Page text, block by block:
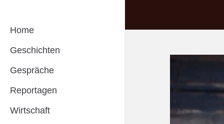
Home
Geschichten
Gespräche
Reportagen
Wirtschaft